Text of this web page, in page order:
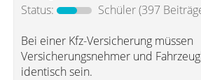
Status:
Schüler(397
Bei einer Kfz-Versicherung müssen
Versicherungsnehmer und
identisch sein.